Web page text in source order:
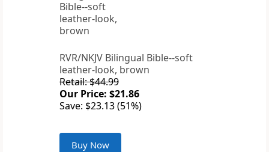
RVR/NKJV Bilingual Bible--soft
leather-look, brown
Retail: $44.99
Our Price: $21.86
Save: $23.13 (51%)
Buy Now